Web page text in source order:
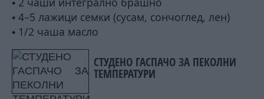
•
• 4–5 лажици семки (сусам, сончоглед, лен)
• 1/2 чаша масло
СТУДЕНО ГАСПАЧО ЗА ПЕКОЛНИ
ТЕМПЕРАТУРИ